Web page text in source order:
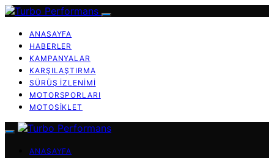
ANASAYFA
HABERLER
KAMPANYALAR
KARŞILAŞTIRMA
SÜRÜŞ İZLENIMI
MOTORSPORLARI
MOTOSIKLET
ANASAYFA